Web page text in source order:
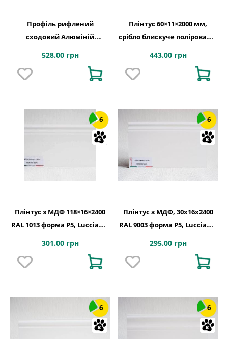
Профіль рифлений
сходовий Алюміній
528.00 грн
Плінтус 60×11×2000 мм,
срібло блискуче поліроване,
443.00 грн
6
Плінтус з МДФ 118×16×2400
RAL 1013 форма P5, Lucciano,
301.00 грн
6
Плінтус з МДФ, 30x16x2400
RAL 9003 форма P5, Lucciano,
295.00 грн
6 6